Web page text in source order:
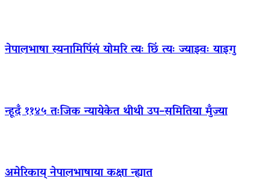
नेपालभाषा स्यनामिपिंसं योमरि त्यः छिं त्यः ज्याझ्वः याइगु
न्हूदँ ११४५ तःजिक न्यायेकेत थीथी उप–समितिया मुँज्या
अमेरिकाय् नेपालभाषाया कक्षा न्ह्यात